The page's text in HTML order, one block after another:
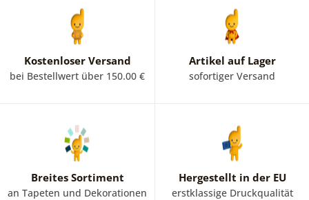
Minimalismus, weiche Linien, angenehme Farben und ein
Hauch von Vintage-Stil. Und weitere stilvolle Poster. Zum
Beispiel einzigartige Poster, die von unserer
Grafikdesignerinentworfen wurden. Designs mit
Monstera sind für uns ein heißer Kandidat.
Kostenloser Versand
bei Bestellwert über 150.00 €
Artikel auf Lager
sofortiger Versand
Breites Sortiment
an Tapeten und Dekorationen
Hergestellt in der EU
erstklassige Druckqualität